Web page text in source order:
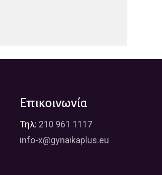
Επικοινωνία
Τηλ: 210 961 1117
info-x@gynaikaplus.eu